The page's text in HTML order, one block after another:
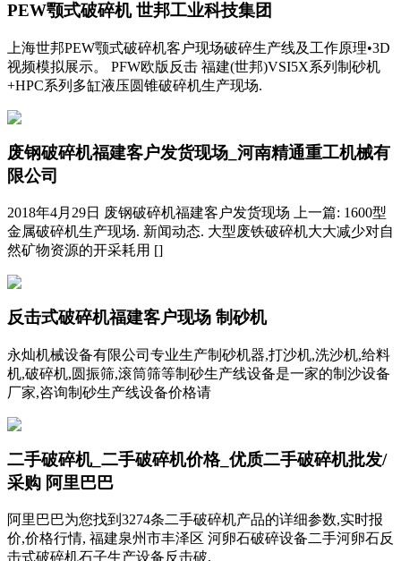
PEW颚式破碎机 世邦工业科技集团
上海世邦PEW颚式破碎机客户现场破碎生产线及工作原理•3D
视频模拟展示。 PFW欧版反击 福建(世邦)VSI5X系列制砂机
+HPC系列多缸液压圆锥破碎机生产现场.
废钢破碎机福建客户发货现场_河南精通重工机械有
限公司
2018年4月29日 废钢破碎机福建客户发货现场 上一篇: 1600型
金属破碎机生产现场. 新闻动态. 大型废铁破碎机大大减少对自
然矿物资源的开采耗用 []
反击式破碎机福建客户现场 制砂机
永灿机械设备有限公司专业生产制砂机器,打沙机,洗沙机,给料
机,破碎机,圆振筛,滚筒筛等制砂生产线设备是一家的制沙设备
厂家,咨询制砂生产线设备价格请
二手破碎机_二手破碎机价格_优质二手破碎机批发/
采购 阿里巴巴
阿里巴巴为您找到3274条二手破碎机产品的详细参数,实时报
价,价格行情, 福建泉州市丰泽区 河卵石破碎设备二手河卵石反
击式破碎机石子生产设备反击破.